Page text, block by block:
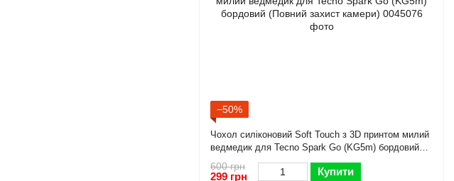
−50%
Чохол силіконовий Soft Touch з 3D принтом милий
ведмедик для Tecno Spark Go (KG5m) бордовий
(Повний захист камери)
600 грн
299 грн Купити